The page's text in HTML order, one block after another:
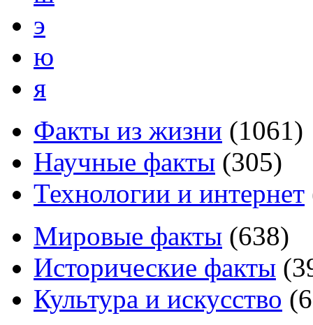
э
ю
я
Факты из жизни (1061)
Научные факты (305)
Технологии и интернет
Мировые факты (638)
Исторические факты (
Культура и искусство (